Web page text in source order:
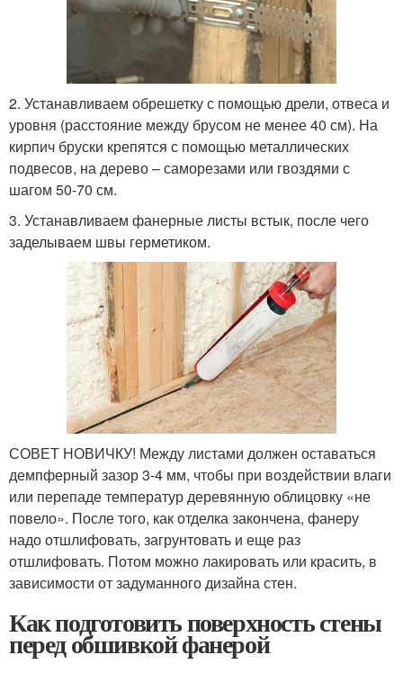
2. Устанавливаем обрешетку с помощью дрели, отвеса и
уровня (расстояние между брусом не менее 40 см). На
кирпич бруски крепятся с помощью металлических
подвесов, на дерево – саморезами или гвоздями с
шагом 50-70 см.
3. Устанавливаем фанерные листы встык, после чего
заделываем швы герметиком.
СОВЕТ НОВИЧКУ! Между листами должен оставаться
демпферный зазор 3-4 мм, чтобы при воздействии влаги
или перепаде температур деревянную облицовку «не
повело». После того, как отделка закончена, фанеру
надо отшлифовать, загрунтовать и еще раз
отшлифовать. Потом можно лакировать или красить, в
зависимости от задуманного дизайна стен.
Как подготовить поверхность стены
перед обшивкой фанерой